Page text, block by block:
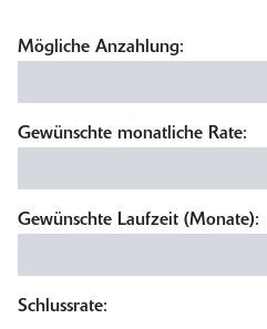
Mögliche Anzahlung:
Gewünschte monatliche Rate:
Gewünschte Laufzeit (Monate):
Schlussrate: